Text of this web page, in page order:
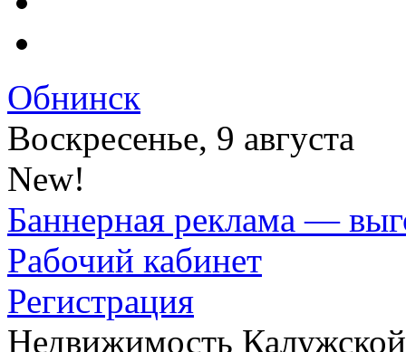
Обнинск
Воскресенье, 9 августа
New!
Баннерная реклама —
Рабочий кабинет
Регистрация
Недвижимость